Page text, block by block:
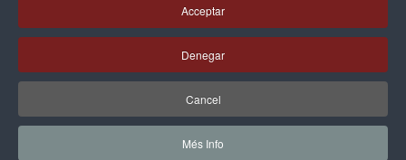
Acceptar
Denegar
Cancel
Més Info
Articles relacionats
© 2026 Salesians Sarrià -Privacitat / Avís legal